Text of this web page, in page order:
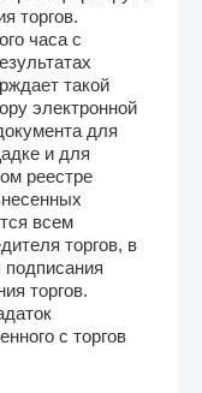
торгов.
часа с
такой
электронной
для
и для
реестре
всем
торгов, в
подписания
торгов.
с торгов